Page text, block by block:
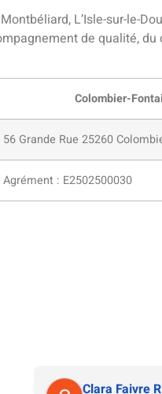
L’Isle-sur-le-
de qualité, du
Colombier-
56 Grande Rue 25260
Agrément : E2502500030
Clara Faivre